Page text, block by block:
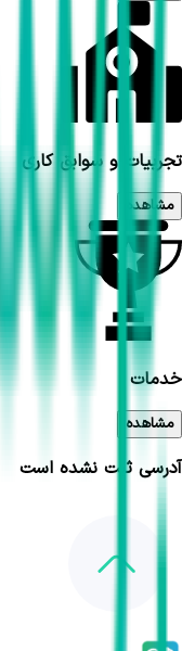
تجربیات و سوابق کاری
مشاهده
خدمات
مشاهده
آدرسی ثبت نشده است